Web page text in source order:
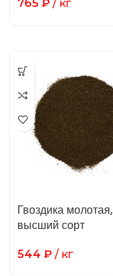
765 ₽ / кг
Гвоздика молотая,
высший сорт
544 ₽ / кг